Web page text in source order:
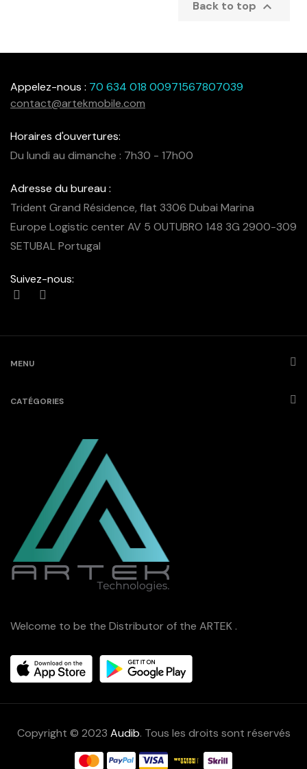
Back to top 
Appelez-nous : 70 634 018 00971567807039
contact@artekmobile.com
Horaires d'ouvertures:
Du lundi au dimanche : 7h30 - 17h00
Adresse du bureau :
Trident Grand Résidence, flat 3306 Dubai Marina
Europe Logistic center AV 5 OUTUBRO 148 3G 2900-309
SETUBAL Portugal
Suivez-nous:
MENU
CATÉGORIES
Welcome to be the Distributor of the ARTEK .
Copyright © 2023 Audib. Tous les droits sont réservés